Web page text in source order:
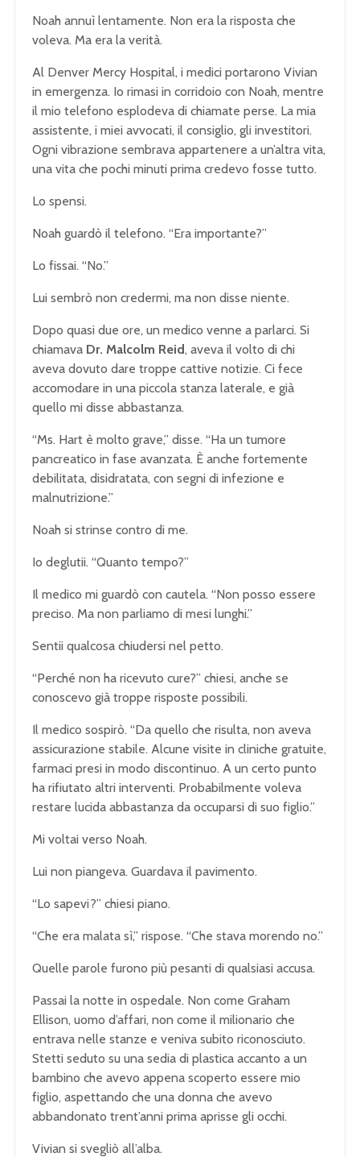
Noah annuì lentamente. Non era la risposta che
voleva. Ma era la verità.
Al Denver Mercy Hospital, i medici portarono Vivian
in emergenza. Io rimasi in corridoio con Noah, mentre
il mio telefono esplodeva di chiamate perse. La mia
assistente, i miei avvocati, il consiglio, gli investitori.
Ogni vibrazione sembrava appartenere a un’altra vita,
una vita che pochi minuti prima credevo fosse tutto.
Lo spensi.
Noah guardò il telefono. “Era importante?”
Lo fissai. “No.”
Lui sembrò non credermi, ma non disse niente.
Dopo quasi due ore, un medico venne a parlarci. Si
chiamava Dr. Malcolm Reid, aveva il volto di chi
aveva dovuto dare troppe cattive notizie. Ci fece
accomodare in una piccola stanza laterale, e già
quello mi disse abbastanza.
“Ms. Hart è molto grave,” disse. “Ha un tumore
pancreatico in fase avanzata. È anche fortemente
debilitata, disidratata, con segni di infezione e
malnutrizione.”
Noah si strinse contro di me.
Io deglutii. “Quanto tempo?”
Il medico mi guardò con cautela. “Non posso essere
preciso. Ma non parliamo di mesi lunghi.”
Sentii qualcosa chiudersi nel petto.
“Perché non ha ricevuto cure?” chiesi, anche se
conoscevo già troppe risposte possibili.
Il medico sospirò. “Da quello che risulta, non aveva
assicurazione stabile. Alcune visite in cliniche gratuite,
farmaci presi in modo discontinuo. A un certo punto
ha rifiutato altri interventi. Probabilmente voleva
restare lucida abbastanza da occuparsi di suo figlio.”
Mi voltai verso Noah.
Lui non piangeva. Guardava il pavimento.
“Lo sapevi?” chiesi piano.
“Che era malata sì,” rispose. “Che stava morendo no.”
Quelle parole furono più pesanti di qualsiasi accusa.
Passai la notte in ospedale. Non come Graham
Ellison, uomo d’affari, non come il milionario che
entrava nelle stanze e veniva subito riconosciuto.
Stetti seduto su una sedia di plastica accanto a un
bambino che avevo appena scoperto essere mio
figlio, aspettando che una donna che avevo
abbandonato trent’anni prima aprisse gli occhi.
Vivian si svegliò all’alba.